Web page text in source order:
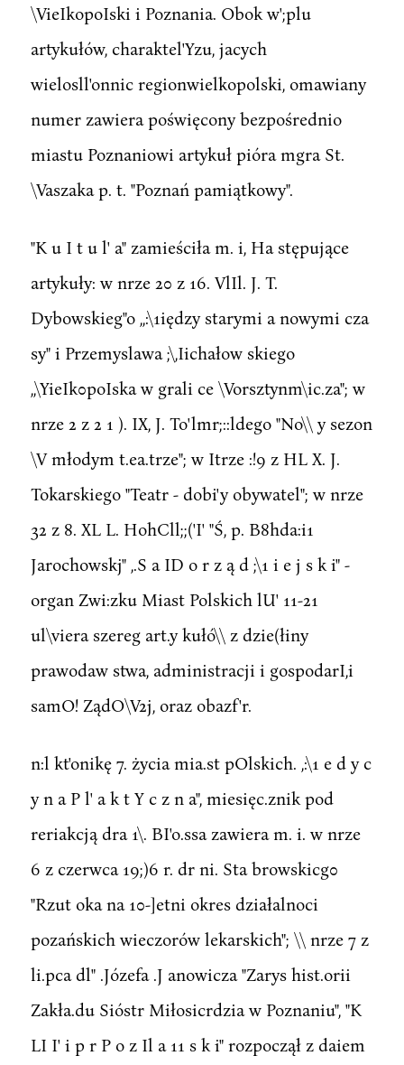
\VieIkopoIski i Poznania. Obok w';plu
artykułów, charaktel'Yzu, jacych
wielosll'onnic regionwielkopolski, omawiany
numer zawiera poświęcony bezpośrednio
miastu Poznaniowi artykuł pióra mgra St.
\Vaszaka p. t. "Poznań pamiątkowy".
"K u I t u l' a" zamieściła m. i, Ha stępujące
artykuły: w nrze 20 z 16. VlIl. J. T.
Dybowskieg"o ,,:\1iędzy starymi a nowymi cza
sy" i Przemyslawa ;\,Iichałow skiego
,,\YieIk0poIska w grali ce \Vorsztynm\ic.za"; w
nrze 2 z 2 1 ). IX, J. To'lmr;::ldego "No\\ y sezon
\V młodym t.ea.trze"; w Itrze :!9 z HL X. J.
Tokarskiego "Teatr - dobi'y obywatel"; w nrze
32 z 8. XL L. HohCll;;('I' "Ś, p. B8hda:i1
Jarochowskj" ,.S a ID o r z ą d ;\1 i e j s k i" -
organ Zwi:zku Miast Polskich lU' 11-21
ul\viera szereg art.y kułó\\ z dzie(łiny
prawodaw stwa, administracji i gospodarI,i
samO! ZądO\V2j, oraz obazf'r.
n:l kt'onikę 7. życia mia.st pOlskich. ,:\1 e d y c
y n a P l' a k t Y c z n a", miesięc.znik pod
reriakcją dra 1\. BI'o.ssa zawiera m. i. w nrze
6 z czerwca 19;)6 r. dr ni. Sta browskicg0
"Rzut oka na 10-]etni okres działalnoci
pozańskich wieczorów lekarskich"; \\ nrze 7 z
li.pca dl" .Józefa .J anowicza "Zarys hist.orii
Zakła.du Sióstr Miłosicrdzia w Poznaniu", "K
LI I' i p r P o z Il a 11 s k i" rozpoczął z daiem